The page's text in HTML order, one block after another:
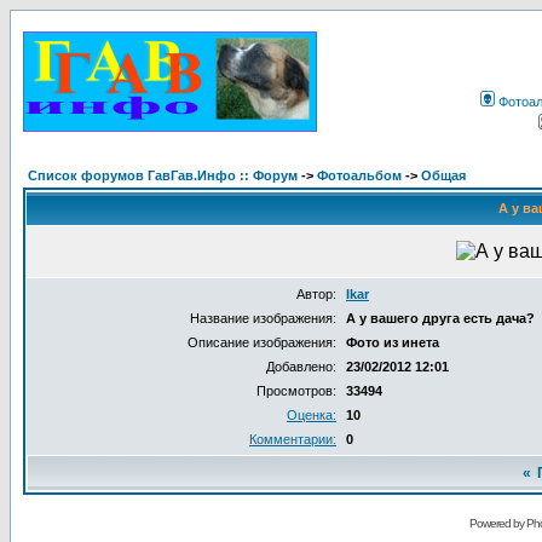
Список форумов ГавГав.Инфо :: Форум -> Фотоальбом -> Общая
А у
Автор:
Ikar
Название изображения:
А у вашего друга есть дача?
Описание изображения:
Фото из инета
Добавлено:
23/02/2012 12:01
Просмотров:
33494
Оценка:
10
Комментарии:
0
«
Powered by